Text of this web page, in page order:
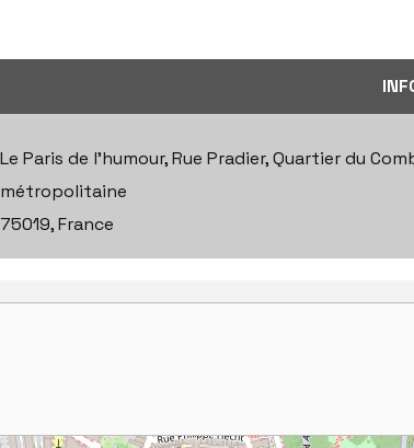
Le Paris de l'humour, Rue Pradier, Quartier du
métropolitaine
75019, France